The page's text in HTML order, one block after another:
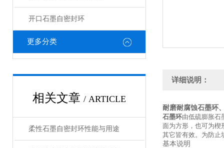
开口石墨自密封环
更多分类
相关文章 / ARTICLE
柔性石墨自密封环性能与用途
详细说明：
耐磨耐腐蚀石墨环
石墨环由低硫膨胀石
面为方形，也可为楔
其它皆有效。为防止
基本说明